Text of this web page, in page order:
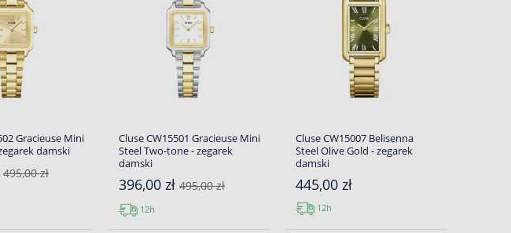
Gracieuse Mini
damski
495,00 zł
Cluse CW15501 Gracieuse Mini
Steel Two-tone - zegarek
damski
396,00 zł495,00 zł
12h
Cluse CW15007 Belisenna
Steel Olive Gold - zegarek
damski
445,00 zł
12h